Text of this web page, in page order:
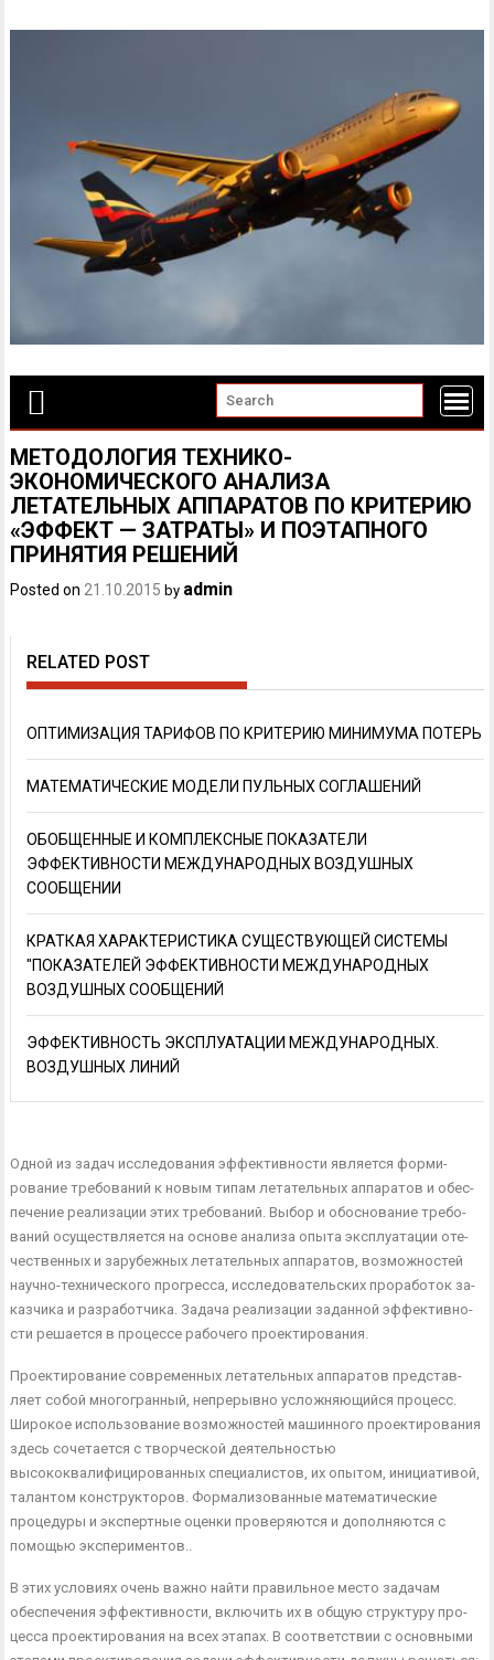
МЕТОДОЛОГИЯ ТЕХНИКО-
ЭКОНОМИЧЕСКОГО АНАЛИЗА
ЛЕТАТЕЛЬНЫХ АППАРАТОВ ПО КРИТЕРИЮ
«ЭФФЕКТ — ЗАТРАТЫ» И ПОЭТАПНОГО
ПРИНЯТИЯ РЕШЕНИЙ
Posted on21.10.2015 by admin
RELATED POST
ОПТИМИЗАЦИЯ ТАРИФОВ ПО КРИТЕРИЮ МИНИМУМА ПОТЕРЬ
МАТЕМАТИЧЕСКИЕ МОДЕЛИ ПУЛЬНЫХ СОГЛАШЕНИЙ
ОБОБЩЕННЫЕ И КОМПЛЕКСНЫЕ ПОКАЗАТЕЛИ
ЭФФЕКТИВНОСТИ МЕЖДУНАРОДНЫХ ВОЗДУШНЫХ
СООБЩЕНИИ
КРАТКАЯ ХАРАКТЕРИСТИКА СУЩЕСТВУЮЩЕЙ СИСТЕМЫ
"ПОКАЗАТЕЛЕЙ ЭФФЕКТИВНОСТИ МЕЖДУНАРОДНЫХ
ВОЗДУШНЫХ СООБЩЕНИЙ
ЭФФЕКТИВНОСТЬ ЭКСПЛУАТАЦИИ МЕЖДУНАРОДНЫХ.
ВОЗДУШНЫХ ЛИНИЙ
Одной из задач исследования эффективности является форми­
рование требований к новым типам летательных аппаратов и обес­
печение реализации этих требований. Выбор и обоснование требо­
ваний осуществляется на основе анализа опыта эксплуатации оте­
чественных и зарубежных летательных аппаратов, возможностей
научно-технического прогресса, исследовательских проработок за­
казчика и разработчика. Задача реализации заданной эффективно­
сти решается в процессе рабочего проектирования.
Проектирование современных летательных аппаратов представ­
ляет собой многогранный, непрерывно усложняющийся процесс.
Широкое использование возможностей машинного проектирования
здесь сочетается с творческой деятельностью
высококвалифициро­ванных специалистов, их опытом, инициативой,
талантом конструк­торов. Формализованные математические
процедуры и экспертные оценки проверяются и дополняются с
помощью экспериментов..
В этих условиях очень важно найти правильное место задачам
обеспечения эффективности, включить их в общую структуру про­
цесса проектирования на всех этапах. В соответствии с основными